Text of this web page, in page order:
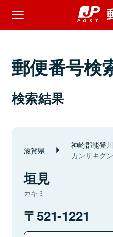
郵便番号検
検索結果
滋賀県 神崎郡能登
カンザキグ
垣見
カキミ
521-1221